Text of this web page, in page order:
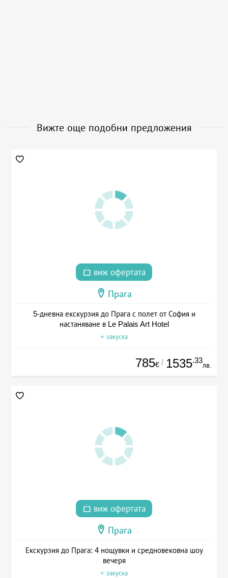
Вижте още подобни предложения
виж офертата
Прага
5-дневна екскурзия до Прага с полет от София и
настаняване в Le Palais Art Hotel
+ закуска
785€ / 1535.33
лв.
виж офертата
Прага
Екскурзия до Прага: 4 нощувки и средновековна шоу
вечеря
+ закуска